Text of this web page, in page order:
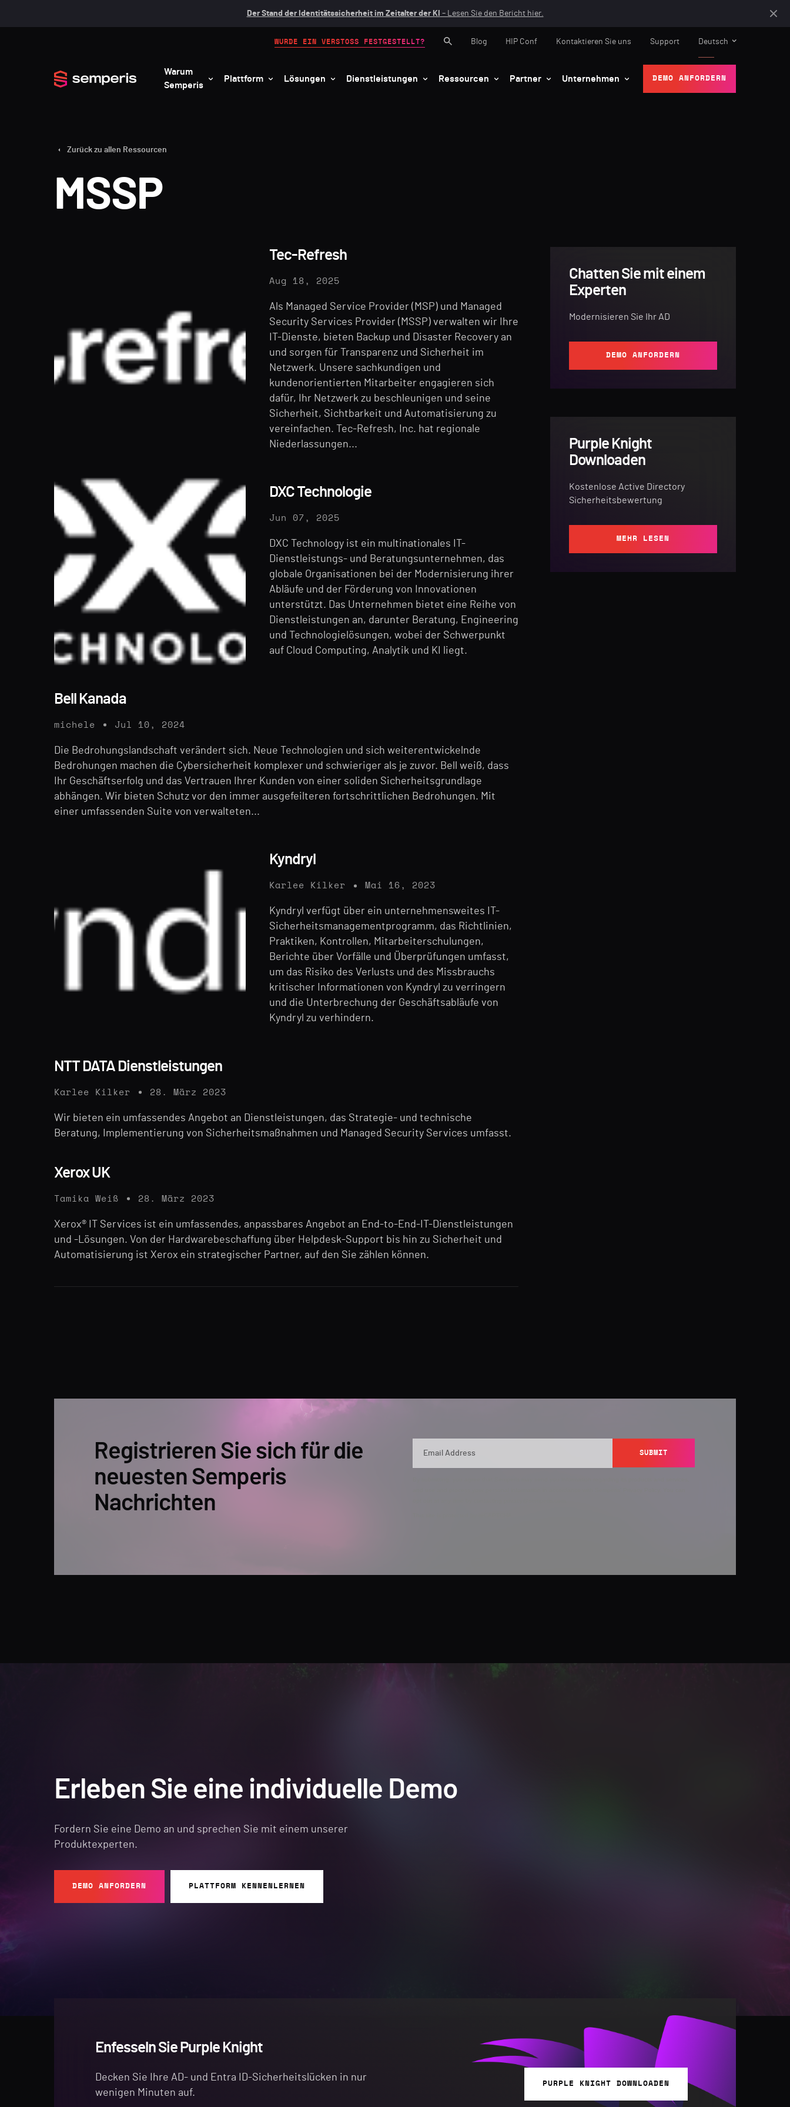
Der Stand der Identitätssicherheit im Zeitalter der KI – Lesen Sie den Bericht hier.
Warum
Semperis
Plattform Lösungen Dienstleistungen Ressourcen Partner Unternehmen DEMO ANFORDERN
WURDE EIN VERSTOSS FESTGESTELLT? Blog HIP Conf Kontaktieren Sie uns Support Deutsch
Zurück zu allen Ressourcen
MSSP
Chatten Sie mit einem
Experten
Modernisieren Sie Ihr AD
DEMO ANFORDERN
Purple Knight
Downloaden
Kostenlose Active Directory
Sicherheitsbewertung
MEHR LESEN
Tec-Refresh
Aug 18, 2025
Als Managed Service Provider (MSP) und Managed
Security Services Provider (MSSP) verwalten wir Ihre
IT-Dienste, bieten Backup und Disaster Recovery an
und sorgen für Transparenz und Sicherheit im
Netzwerk. Unsere sachkundigen und
kundenorientierten Mitarbeiter engagieren sich
dafür, Ihr Netzwerk zu beschleunigen und seine
Sicherheit, Sichtbarkeit und Automatisierung zu
vereinfachen. Tec-Refresh, Inc. hat regionale
Niederlassungen...
DXC Technologie
Jun 07, 2025
DXC Technology ist ein multinationales IT-
Dienstleistungs- und Beratungsunternehmen, das
globale Organisationen bei der Modernisierung ihrer
Abläufe und der Förderung von Innovationen
unterstützt. Das Unternehmen bietet eine Reihe von
Dienstleistungen an, darunter Beratung, Engineering
und Technologielösungen, wobei der Schwerpunkt
auf Cloud Computing, Analytik und KI liegt.
Bell Kanada
michele Jul 10, 2024
Die Bedrohungslandschaft verändert sich. Neue Technologien und sich weiterentwickelnde
Bedrohungen machen die Cybersicherheit komplexer und schwieriger als je zuvor. Bell weiß, dass
Ihr Geschäftserfolg und das Vertrauen Ihrer Kunden von einer soliden Sicherheitsgrundlage
abhängen. Wir bieten Schutz vor den immer ausgefeilteren fortschrittlichen Bedrohungen. Mit
einer umfassenden Suite von verwalteten...
Kyndryl
Karlee Kilker Mai 16, 2023
Kyndryl verfügt über ein unternehmensweites IT-
Sicherheitsmanagementprogramm, das Richtlinien,
Praktiken, Kontrollen, Mitarbeiterschulungen,
Berichte über Vorfälle und Überprüfungen umfasst,
um das Risiko des Verlusts und des Missbrauchs
kritischer Informationen von Kyndryl zu verringern
und die Unterbrechung der Geschäftsabläufe von
Kyndryl zu verhindern.
NTT DATA Dienstleistungen
Karlee Kilker 28. März 2023
Wir bieten ein umfassendes Angebot an Dienstleistungen, das Strategie- und technische
Beratung, Implementierung von Sicherheitsmaßnahmen und Managed Security Services umfasst.
Xerox UK
Tamika Weiß 28. März 2023
Xerox® IT Services ist ein umfassendes, anpassbares Angebot an End-to-End-IT-Dienstleistungen
und -Lösungen. Von der Hardwarebeschaffung über Helpdesk-Support bis hin zu Sicherheit und
Automatisierung ist Xerox ein strategischer Partner, auf den Sie zählen können.
Registrieren Sie sich für die
neuesten Semperis
Nachrichten
SUBMIT
Erleben Sie eine individuelle Demo
Fordern Sie eine Demo an und sprechen Sie mit einem unserer
Produktexperten.
DEMO ANFORDERN PLATTFORM KENNENLERNEN
Enfesseln Sie Purple Knight
Decken Sie Ihre AD- und Entra ID-Sicherheitslücken in nur
wenigen Minuten auf.
PURPLE KNIGHT DOWNLOADEN